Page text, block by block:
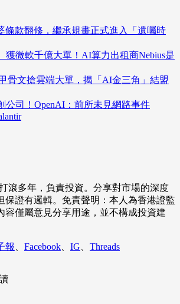
條款翻修，繼承規畫正式進入「遺囑時
獲微軟千億大單！AI算力出租商Nebius是
骨文搶雲端大單，揭「AI金三角」結盟
公司！OpenAI：前所未見網路事件
滾多年，負責投資。分享對市場的深度
保證有邏輯。免責聲明：本人為香港證監
容僅屬意見分享用途，並不構成投資建
報 Facebook IG Threads